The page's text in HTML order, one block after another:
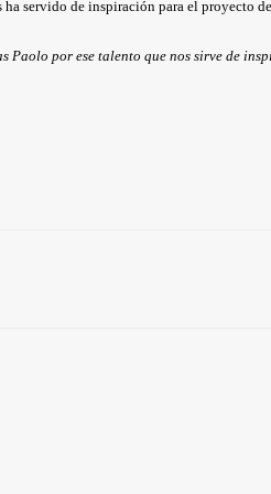
ha servido de inspiración para el proyecto
Paolo por ese talento que nos sirve de